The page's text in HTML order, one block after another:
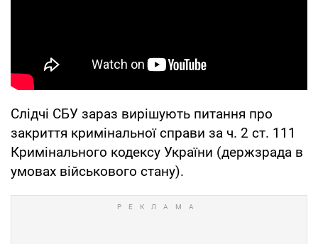
Слідчі СБУ зараз вирішують питання про
закриття кримінальної справи за ч. 2 ст. 111
Кримінального кодексу України (держзрада в
умовах військового стану).